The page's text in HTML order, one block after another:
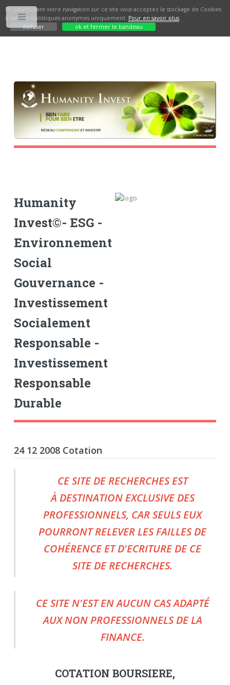
En poursuivant votre navigation sur ce site vous acceptez le stockage de Cookies
à des fins statistiques anonymes uniquement. Pour en savoir plus.
Refuser
ok et fermer le bandeau
Humanity
Invest©- ESG -
Environnement
Social
Gouvernance -
Investissement
Socialement
Responsable -
Investissement
Responsable
Durable
24 12 2008 Cotation
CE SITE DE RECHERCHES EST
À DESTINATION EXCLUSIVE DES
PROFESSIONNELS, CAR SEULS EUX
POURRONT RELEVER LES FAILLES DE
COHÉRENCE ET D'ECRITURE DE CE
SITE DE RECHERCHES.
CE SITE N'EST EN AUCUN CAS ADAPTÉ
AUX NON PROFESSIONNELS DE LA
FINANCE.
COTATION BOURSIERE,
Toggle